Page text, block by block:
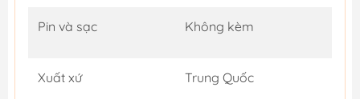
Pin và sạc Không kèm
Xuất xứ Trung Quốc